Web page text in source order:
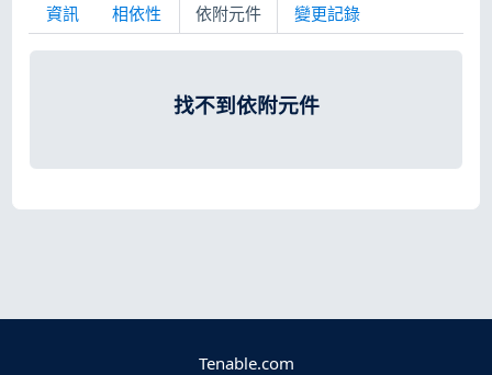
資訊 相依性 依附元件 變更記錄
找不到依附元件
Tenable.com